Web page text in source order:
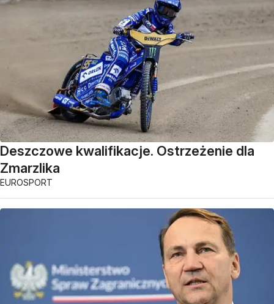
Deszczowe kwalifikacje. Ostrzeżenie dla
Zmarzlika
EUROSPORT